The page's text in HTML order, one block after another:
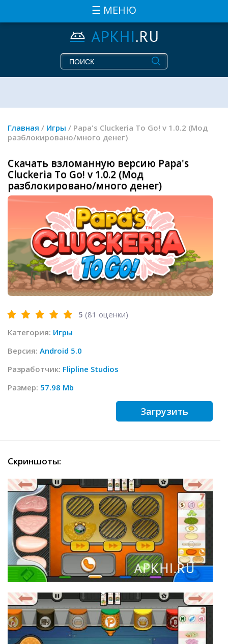
☰ МЕНЮ
Главная / Игры / Papa's Cluckeria To Go! v 1.0.2 (Мод
разблокировано/много денег)
Скачать взломанную версию Papa's
Cluckeria To Go! v 1.0.2 (Мод
разблокировано/много денег)
5 (81 оценки)
Категория: Игры
Версия: Android 5.0
Разработчик: Flipline Studios
Размер: 57.98 Mb
Загрузить
Скриншоты: